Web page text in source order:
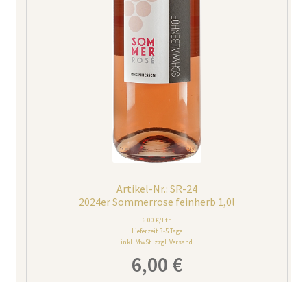
Artikel-Nr.: SR-24
2024er Sommerrose feinherb 1,0l
6.00 €/Ltr.
Lieferzeit 3-5 Tage
inkl. MwSt. zzgl. Versand
6,00 €